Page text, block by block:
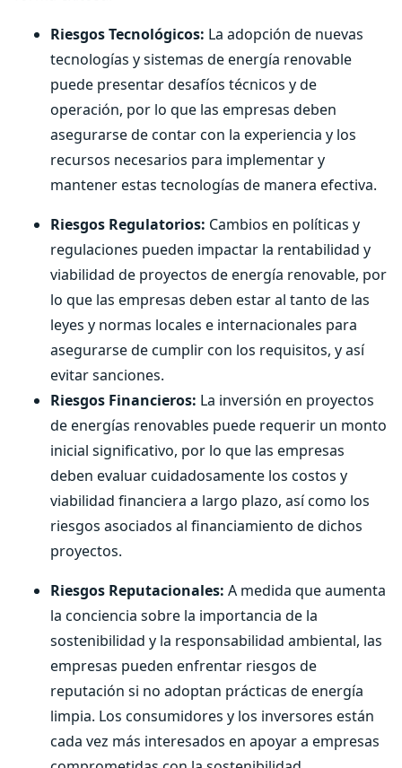
Riesgos Tecnológicos: La adopción de nuevas
tecnologías y sistemas de energía renovable
puede presentar desafíos técnicos y de
operación, por lo que las empresas deben
asegurarse de contar con la experiencia y los
recursos necesarios para implementar y
mantener estas tecnologías de manera efectiva.
Riesgos Regulatorios: Cambios en políticas y
regulaciones pueden impactar la rentabilidad y
viabilidad de proyectos de energía renovable, por
lo que las empresas deben estar al tanto de las
leyes y normas locales e internacionales para
asegurarse de cumplir con los requisitos, y así
evitar sanciones.
Riesgos Financieros: La inversión en proyectos
de energías renovables puede requerir un monto
inicial significativo, por lo que las empresas
deben evaluar cuidadosamente los costos y
viabilidad financiera a largo plazo, así como los
riesgos asociados al financiamiento de dichos
proyectos.
Riesgos Reputacionales: A medida que aumenta
la conciencia sobre la importancia de la
sostenibilidad y la responsabilidad ambiental, las
empresas pueden enfrentar riesgos de
reputación si no adoptan prácticas de energía
limpia. Los consumidores y los inversores están
cada vez más interesados en apoyar a empresas